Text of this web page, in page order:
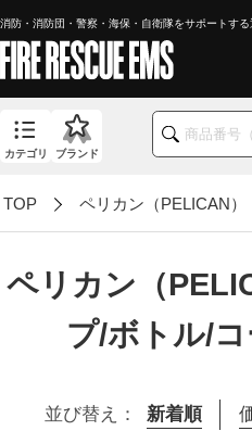
消防・消防団・警察・海保・自衛隊をサポートする
カテゴリ ブランド
TOP ペリカン（PELICAN）
ペリカン（
プ/ボトル/
並び替え： 新着順